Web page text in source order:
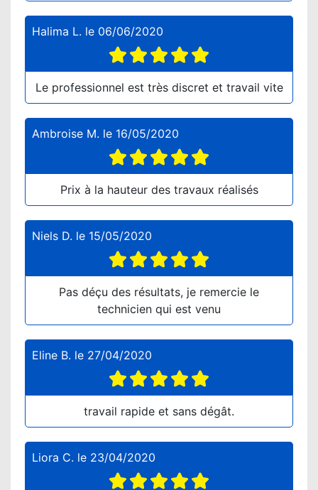
Halima L. le 06/06/2020
Le professionnel est très discret et travail vite
Ambroise M. le 16/05/2020
Prix à la hauteur des travaux réalisés
Niels D. le 15/05/2020
Pas déçu des résultats, je remercie le
technicien qui est venu
Eline B. le 27/04/2020
travail rapide et sans dégât.
Liora C. le 23/04/2020